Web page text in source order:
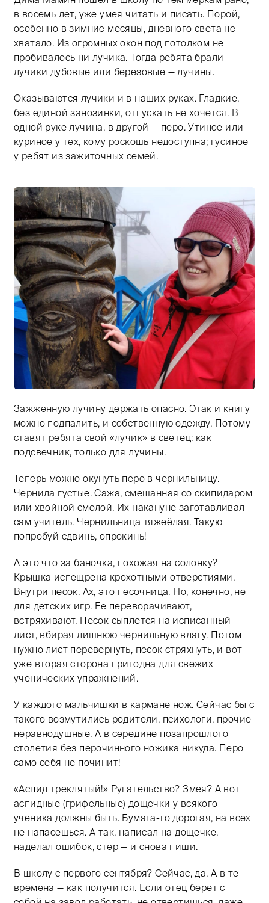
в восемь лет, уже умея читать и писать. Порой,
особенно в зимние месяцы, дневного света не
хватало. Из огромных окон под потолком не
пробивалось ни лучика. Тогда ребята брали
лучики дубовые или березовые — лучины.
Оказываются лучики и в наших руках. Гладкие,
без единой занозинки, отпускать не хочется. В
одной руке лучина, в другой — перо. Утиное или
куриное у тех, кому роскошь недоступна; гусиное
у ребят из зажиточных семей.
Зажженную лучину держать опасно. Этак и книгу
можно подпалить, и собственную одежду. Потому
ставят ребята свой «лучик» в светец: как
подсвечник, только для лучины.
Теперь можно окунуть перо в чернильницу.
Чернила густые. Сажа, смешанная со скипидаром
или хвойной смолой. Их накануне заготавливал
сам учитель. Чернильница тяжеёлая. Такую
попробуй сдвинь, опрокинь!
А это что за баночка, похожая на солонку?
Крышка испещрена крохотными отверстиями.
Внутри песок. Ах, это песочница. Но, конечно, не
для детских игр. Ее переворачивают,
встряхивают. Песок сыплется на исписанный
лист, вбирая лишнюю чернильную влагу. Потом
нужно лист перевернуть, песок стряхнуть, и вот
уже вторая сторона пригодна для свежих
ученических упражнений.
У каждого мальчишки в кармане нож. Сейчас бы с
такого возмутились родители, психологи, прочие
неравнодушные. А в середине позапрошлого
столетия без перочинного ножика никуда. Перо
само себя не починит!
«Аспид треклятый!» Ругательство? Змея? А вот
аспидные (грифельные) дощечки у всякого
ученика должны быть. Бумага-то дорогая, на всех
не напасешься. А так, написал на дощечке,
наделал ошибок, стер — и снова пиши.
В школу с первого сентября? Сейчас, да. А в те
времена — как получится. Если отец берет с